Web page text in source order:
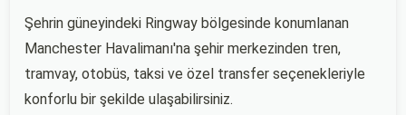
Şehrin güneyindeki Ringway bölgesinde konumlanan
Manchester Havalimanı'na şehir merkezinden tren,
tramvay, otobüs, taksi ve özel transfer seçenekleriyle
konforlu bir şekilde ulaşabilirsiniz.